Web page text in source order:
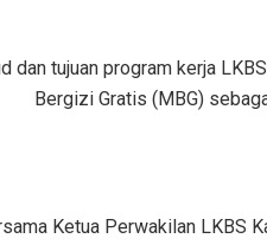
tujuan program kerja
Bergizi Gratis (MBG)
Ketua Perwakilan LKBS